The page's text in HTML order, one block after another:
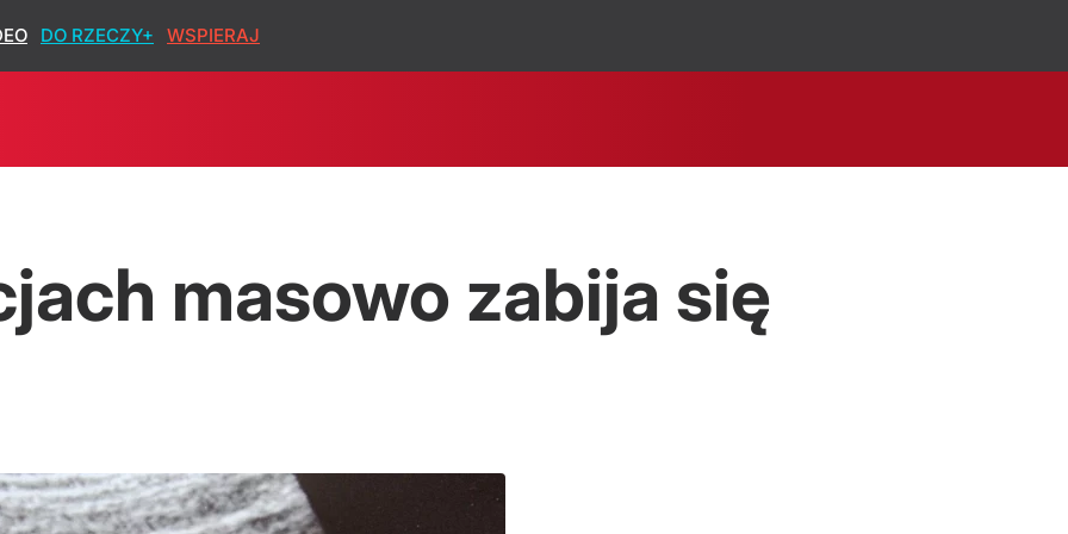
DO RZECZY+ WSPIERAJ
Zagadkowe słowa biskupa
masowo zabija się